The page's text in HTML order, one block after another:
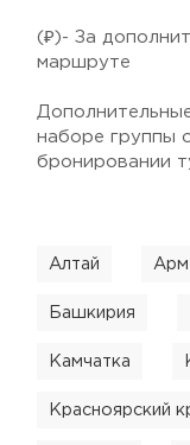
(₽)- За
маршруте
наборе группы
бронировании
Алтай
Башкирия
Камчатка
Красноярский